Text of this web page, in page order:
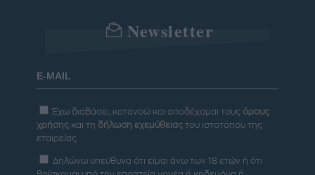
Newsletter
Έχω διαβάσει, κατανοώ και αποδέχομαι τους όρους
χρήσης και τη δήλωση εχεμύθειας του ιστοτόπου της
εταιρείας
Δηλώνω υπεύθυνα ότι είμαι άνω των 18 ετών ή ότι